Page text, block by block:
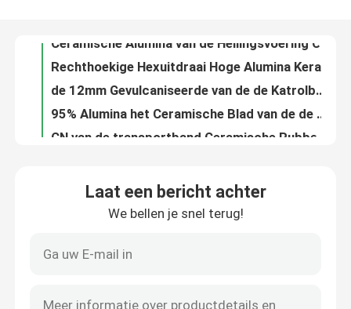
Fabrieksreis
Ceramische slijtagevoering
Alumina Ceramische Voering
Laat een bericht achter
We bellen je snel terug!